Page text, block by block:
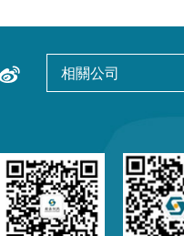
相關公司